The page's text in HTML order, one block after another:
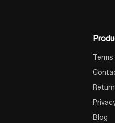
Blog